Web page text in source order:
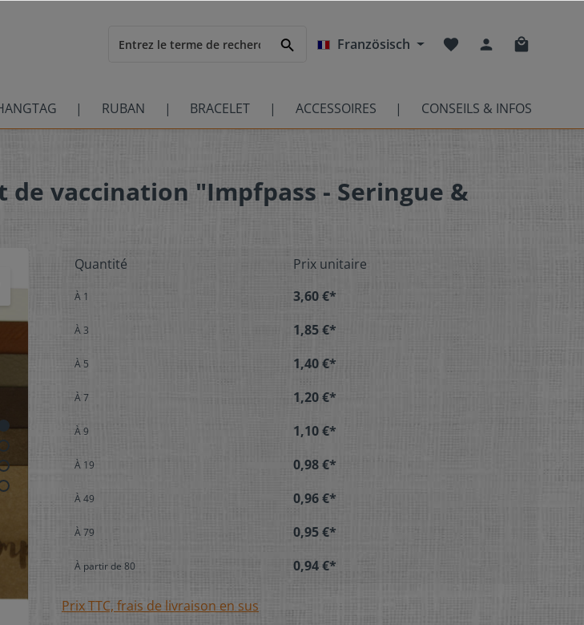
Französisch
RUBAN BRACELET ACCESSOIRES CONSEILS & INFOS
vaccination "Impfpass - Seringue &
Quantité Prix unitaire
À 1 3,60 €*
À3 1,85 €*
À 5 1,40 €*
À7 1,20 €*
À9 1,10 €*
À 19 0,98 €*
À49 0,96 €*
À79 0,95 €*
À partir de 80 0,94 €*
Prix TTC, frais de livraison en sus